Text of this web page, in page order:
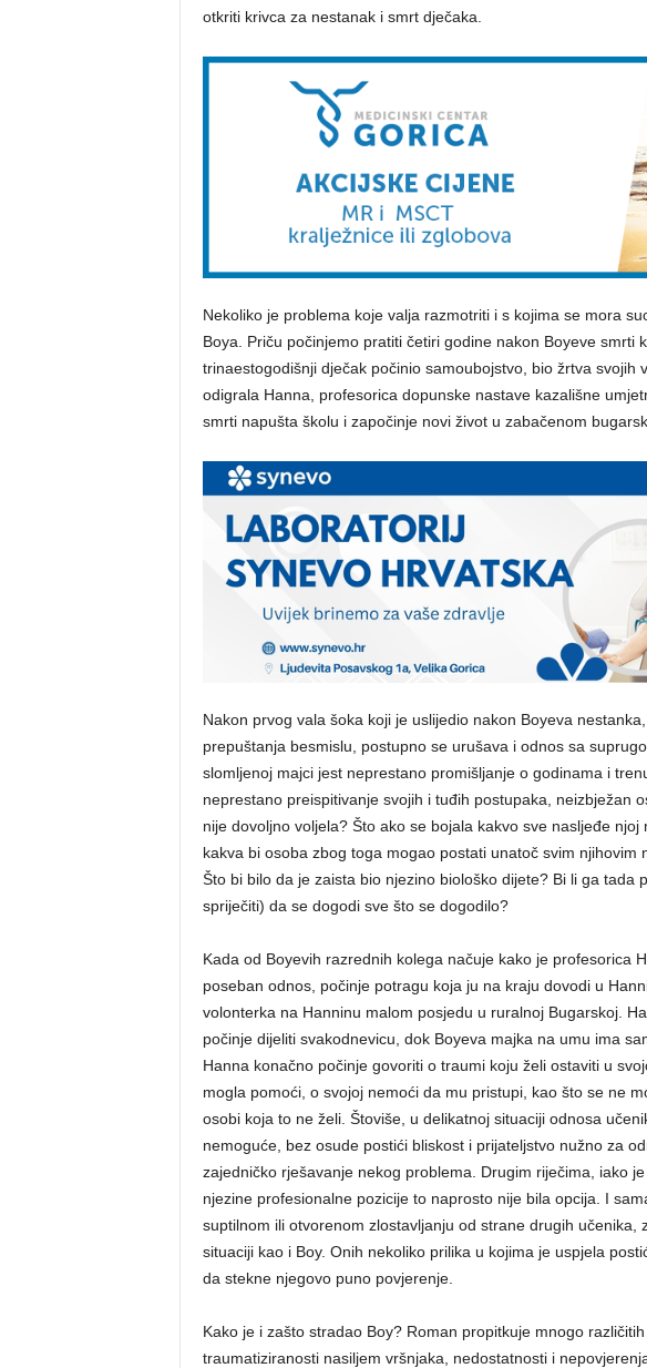
otkriti krivca za nestanak i smrt dječaka.
Nekoliko je problema koje valja razmotriti i s kojima se mora
Boya. Priču počinjemo pratiti četiri godine nakon Boyeve smrti
trinaestogodišnji dječak počinio samoubojstvo, bio žrtva svojih
odigrala Hanna, profesorica dopunske nastave kazališne
smrti napušta školu i započinje novi život u zabačenom
Nakon prvog vala šoka koji je uslijedio nakon Boyeva
prepuštanja besmislu, postupno se urušava i odnos sa
slomljenoj majci jest neprestano promišljanje o godinama i
neprestano preispitivanje svojih i tuđih postupaka, neizbježan
nije dovoljno voljela? Što ako se bojala kakvo sve nasljeđe
kakva bi osoba zbog toga mogao postati unatoč svim njihovim
Što bi bilo da je zaista bio njezino biološko dijete? Bi li ga tada
spriječiti) da se dogodi sve što se dogodilo?
Kada od Boyevih razrednih kolega načuje kako je profesorica
poseban odnos, počinje potragu koja ju na kraju dovodi u
volonterka na Hanninu malom posjedu u ruralnoj Bugarskoj.
počinje dijeliti svakodnevicu, dok Boyeva majka na umu ima
Hanna konačno počinje govoriti o traumi koju želi ostaviti u
mogla pomoći, o svojoj nemoći da mu pristupi, kao što se ne
osobi koja to ne želi. Štoviše, u delikatnoj situaciji odnosa
nemoguće, bez osude postići bliskost i prijateljstvo nužno za
zajedničko rješavanje nekog problema. Drugim riječima, iako
njezine profesionalne pozicije to naprosto nije bila opcija. I
suptilnom ili otvorenom zlostavljanju od strane drugih učenika,
situaciji kao i Boy. Onih nekoliko prilika u kojima je uspjela
da stekne njegovo puno povjerenje.
Kako je i zašto stradao Boy? Roman propitkuje mnogo
traumatiziranosti nasiljem vršnjaka, nedostatnosti i